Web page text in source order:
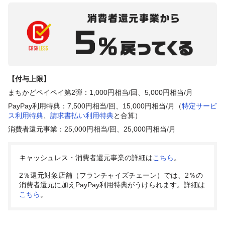
【付与上限】
まちかどペイペイ第2弾：1,000円相当/回、5,000円相当/月
PayPay利用特典：7,500円相当/回、15,000円相当/月（特定サービ
ス利用特典、 請求書払い利用特典と合算）
消費者還元事業：25,000円相当/回、25,000円相当/月
キャッシュレス・消費者還元事業の詳細はこちら。
2％還元対象店舗（フランチャイズチェーン）では、2％の
消費者還元に加えPayPay利用特典がうけられます。詳細は
こちら。